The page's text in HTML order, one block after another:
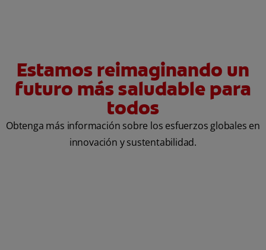
Estamos reimaginando un
futuro más saludable para
todos
Obtenga más información sobre los esfuerzos globales en
innovación y sustentabilidad.